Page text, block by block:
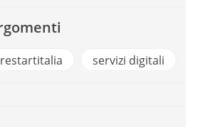
servizi digitali Smart Working